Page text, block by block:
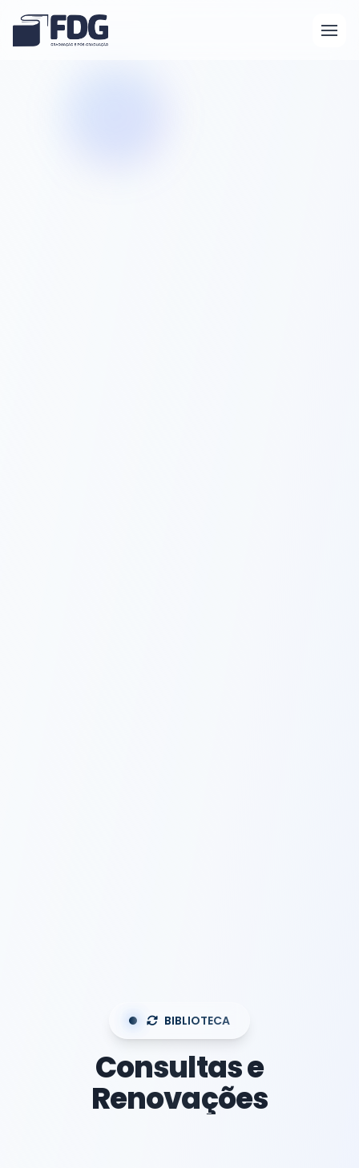
BIBLIOTECA
Consultas e
Renovações